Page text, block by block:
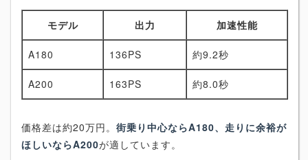
モデル 出力 加速性能
A180 136PS 約9.2秒
A200 163PS 約8.0秒
価格差は約20万円。 街乗り中心ならA180、走りに余裕が
ほしいならA200が適しています。